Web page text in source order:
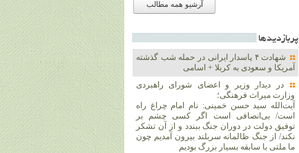
آرشیو همه مطالب
پربازديدها
شهادت ۴ پاسدار ایرانی در حمله شب گذشته
آمریکا و سعودی به کربلا + اسامی
در دیدار وزیر و اعضای شورای راهبردی
وزارت‌ میراث فرهنگی؛
آیت‌الله سید حسن خمینی: نام امام چراغ راه
است/ بی‌انصافی است‌ اگر کسی چشم بر
توفیق دولت‌ در دوران جنگ ببندد و از آن تشکر
نکند/ از جنگ ظالمانه سربلند بیرون آمدیم چون
ما ملتی با سابقه بسیار بزرگ بودیم